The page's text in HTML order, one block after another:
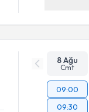
8 Ağu
Cmt
09:00
09:30